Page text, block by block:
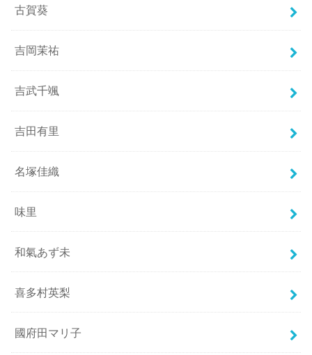
古賀葵
吉岡茉祐
吉武千颯
吉田有里
名塚佳織
味里
和氣あず未
喜多村英梨
國府田マリ子